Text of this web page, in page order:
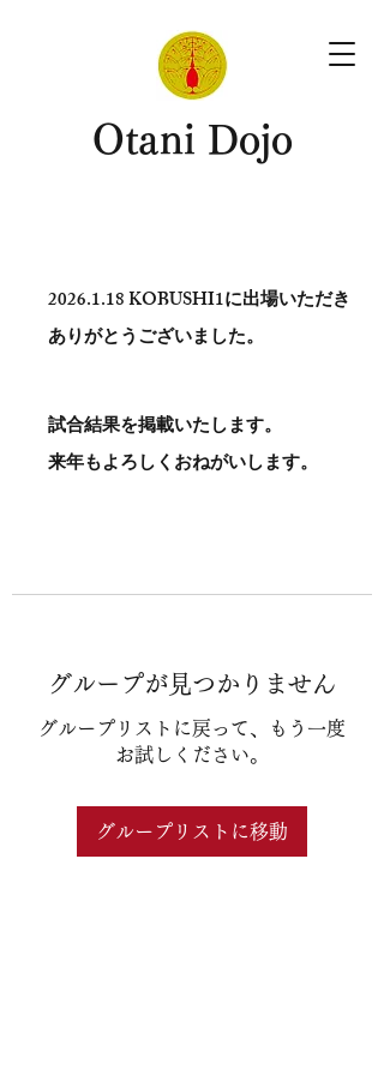
​Otani Dojo
2026.1.18KOBUSHI1に出場いただき
ありがとう​ございました。
試合結果を掲載いたします。
​来年もよろしくおねがいします。
グループが見つかりません
グループリストに戻って、もう一度
お試しください。
グループリストに移動